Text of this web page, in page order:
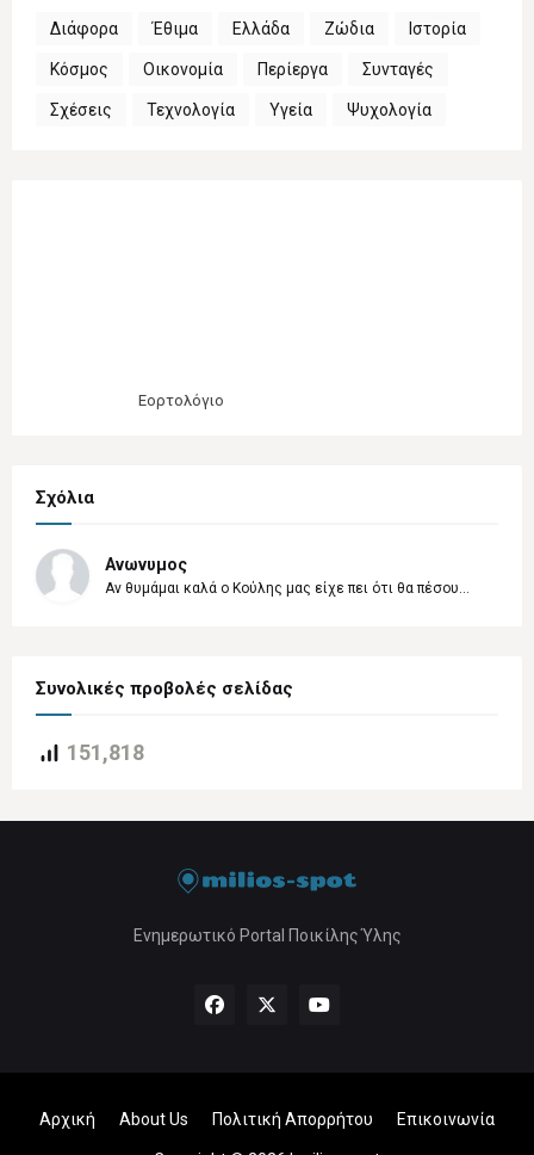
Διάφορα Έθιμα Ελλάδα Ζώδια Ιστορία
Κόσμος Οικονομία Περίεργα Συνταγές
Σχέσεις Τεχνολογία Υγεία Ψυχολογία
Εορτολόγιο
Σχόλια
Ανωνυμος
Αν θυμάμαι καλά ο Κούλης μας είχε πει ότι θα πέσου...
Συνολικές προβολές σελίδας
151,818
Ενημερωτικό Portal Ποικίλης Ύλης
Αρχική About Us Πολιτική Απορρήτου Επικοινωνία